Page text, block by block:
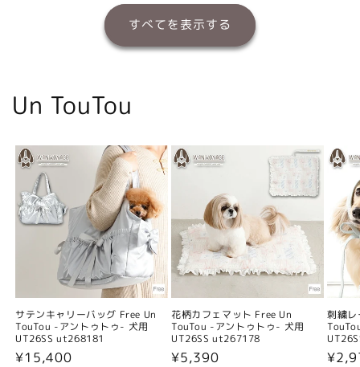
すべてを表示する
Un TouTou
サテンキャリーバッグ Free Un
TouTou -アントゥトゥ- 犬用
UT26SS ut268181
通
¥15,400
花柄カフェマット Free Un
TouTou -アントゥトゥ- 犬用
UT26SS ut267178
通
¥5,390
刺繍
通